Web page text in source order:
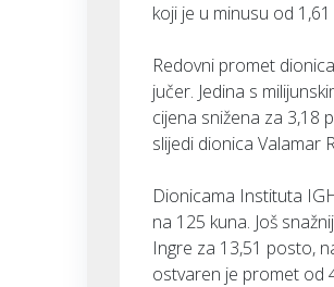
koji je u minusu od
Redovni promet
jučer. Jedina s
cijena snižena za 3,18
slijedi dionica Valamar
Dionicama Instituta
na 125 kuna. Još
Ingre za 13,51 posto,
ostvaren je promet od